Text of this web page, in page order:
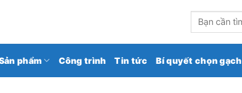
Tìm
kiếm:
phẩm Công trình Tin tức Bí quyết chọn gạch